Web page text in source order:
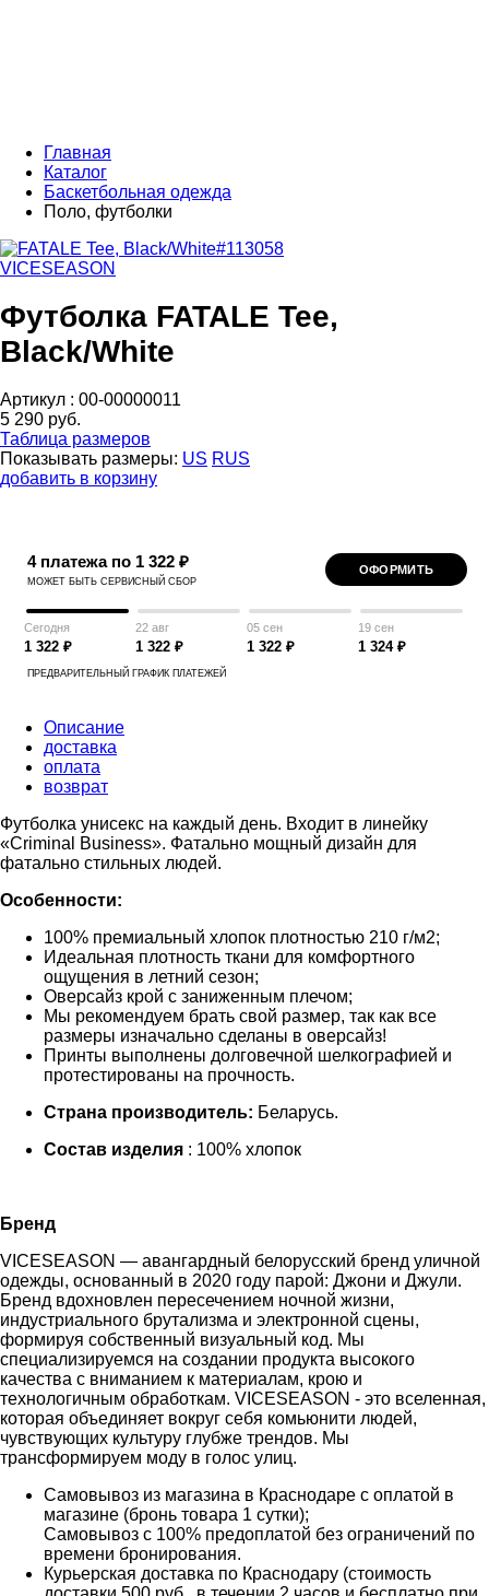
Главная
Каталог
Баскетбольная одежда
Поло, футболки
VICESEASON
Футболка FATALE Tee,
Black/White
Артикул : 00-00000011
5 290 руб.
Таблица размеров
Показывать размеры: US RUS
добавить в корзину
4 платежа по 1 322 ₽
МОЖЕТ БЫТЬ СЕРВИСНЫЙ СБОР
ОФОРМИТЬ
Сегодня
1 322 ₽
22 авг
1 322 ₽
05 сен
1 322 ₽
19 сен
1 324 ₽
ПРЕДВАРИТЕЛЬНЫЙ ГРАФИК ПЛАТЕЖЕЙ
Описание
доставка
оплата
возврат
Футболка унисекс на каждый день. Входит в линейку
«Criminal Business». Фатально мощный дизайн для
фатально стильных людей.
Особенности:
100% премиальный хлопок плотностью 210 г/м2;
Идеальная плотность ткани для комфортного
ощущения в летний сезон;
Оверсайз крой с заниженным плечом;
Мы рекомендуем брать свой размер, так как все
размеры изначально сделаны в оверсайз!
Принты выполнены долговечной шелкографией и
протестированы на прочность.
Страна производитель: Беларусь.
Состав изделия : 100% хлопок
Бренд
VICESEASON — авангардный белорусский бренд уличной
одежды, основанный в 2020 году парой: Джони и Джули.
Бренд вдохновлен пересечением ночной жизни,
индустриального брутализма и электронной сцены,
формируя собственный визуальный код. Мы
специализируемся на создании продукта высокого
качества с вниманием к материалам, крою и
технологичным обработкам. VICESEASON - это вселенная,
которая объединяет вокруг себя комьюнити людей,
чувствующих культуру глубже трендов. Мы
трансформируем моду в голос улиц.
Самовывоз из магазина в Краснодаре с оплатой в
магазине (бронь товара 1 сутки);
Самовывоз с 100% предоплатой без ограничений по
времени бронирования.
Курьерская доставка по Краснодару (стоимость